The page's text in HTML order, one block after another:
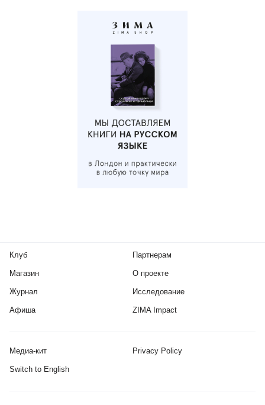
Клуб
Магазин
Журнал
Афиша
Партнерам
О проекте
Исследование
ZIMA Impact
Медиа-кит Privacy Policy
Switch to English